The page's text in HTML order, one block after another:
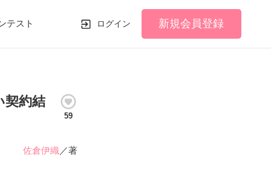
テスト ログイン 新規会員登録
契約結
59
佐倉伊織 ／著